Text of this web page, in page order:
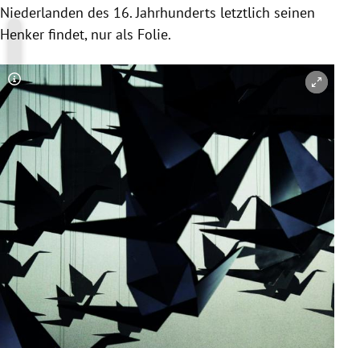
Niederlanden des 16. Jahrhunderts letztlich seinen
Henker findet, nur als Folie.
Copyright-Hinweis öffnen/schließen